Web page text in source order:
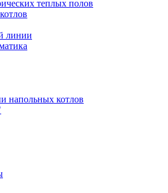
теплых полов
линии
напольных котлов